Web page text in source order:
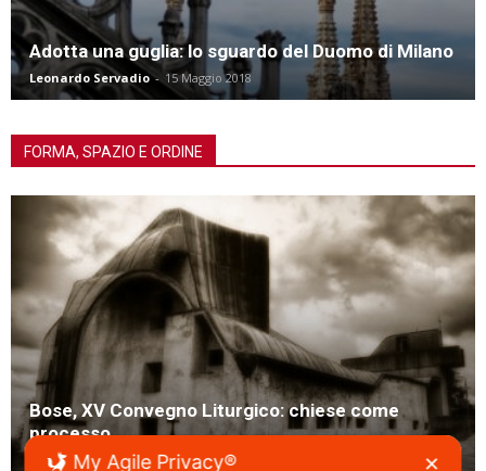
Adotta una guglia: lo sguardo del Duomo di Milano
Leonardo Servadio - 15 Maggio 2018
FORMA, SPAZIO E ORDINE
Bose, XV Convegno Liturgico: chiese come
processo
Leonardo Servadio - 7 Giugno 2017
My Agile Privacy® ✕